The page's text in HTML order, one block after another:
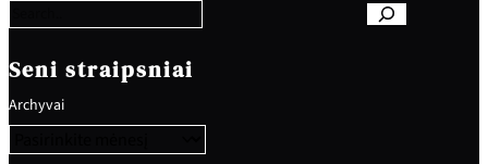
c
h
Seni straipsniai
Archyvai